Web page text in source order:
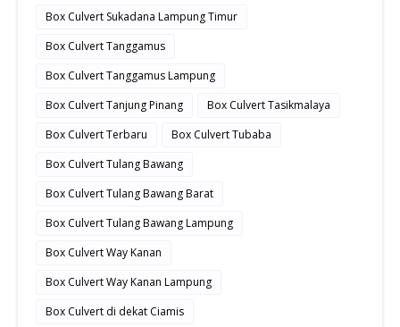
Box Culvert Sukadana Lampung Timur
Box Culvert Tanggamus
Box Culvert Tanggamus Lampung
Box Culvert Tanjung Pinang
Box Culvert Tasikmalaya
Box Culvert Terbaru
Box Culvert Tubaba
Box Culvert Tulang Bawang
Box Culvert Tulang Bawang Barat
Box Culvert Tulang Bawang Lampung
Box Culvert Way Kanan
Box Culvert Way Kanan Lampung
Box Culvert di dekat Ciamis